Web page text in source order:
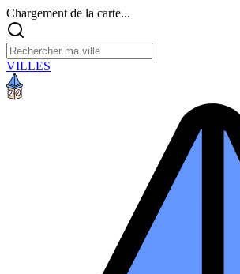
Chargement de la carte...
VILLES